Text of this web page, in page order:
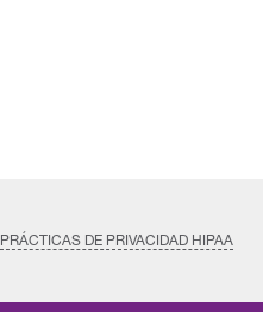
PRÁCTICAS DE PRIVACIDAD HIPAA